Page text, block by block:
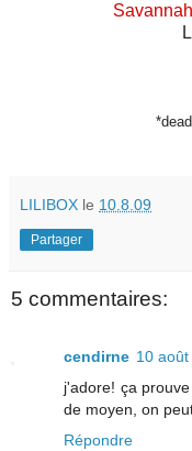
LILIBOX le 10.8.09
Partager
5 commentaires:
cendirne 10
j'adore! ça
de moyen, on
Répondre